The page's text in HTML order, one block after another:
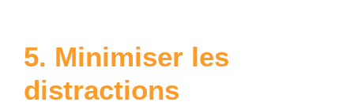
5. Minimiser les
distractions